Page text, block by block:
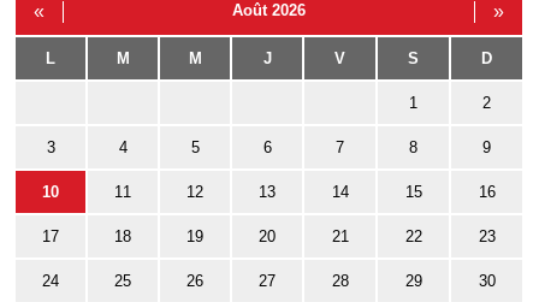
« Août 2026 »
L M M J V S D
1 2
3 4 5 6 7 8 9
10 11 12 13 14 15 16
17 18 19 20 21 22 23
24 25 26 27 28 29 30